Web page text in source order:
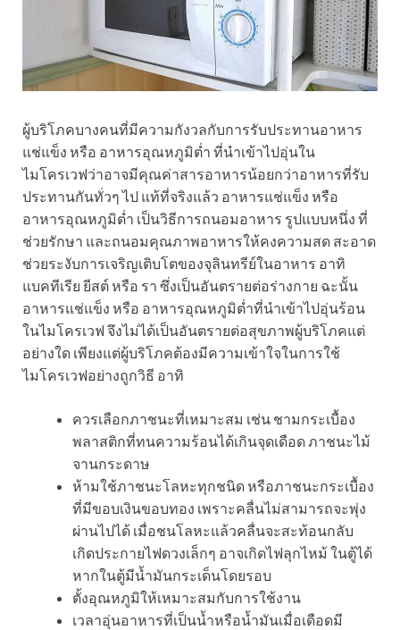
ผู้บริโภคบางคนที่มีความกังวลกับการรับประทานอาหาร
แช่แข็ง หรือ อาหารอุณหภูมิต่ำ ที่นำเข้าไปอุ่นใน
ไมโครเวฟว่าอาจมีคุณค่าสารอาหารน้อยกว่าอาหารที่รับ
ประทานกันทั่วๆ ไป แท้ที่จริงแล้ว อาหารแช่แข็ง หรือ
อาหารอุณหภูมิต่ำ เป็นวิธีการถนอมอาหาร รูปแบบหนึ่ง ที่
ช่วยรักษา และถนอมคุณภาพอาหารให้คงความสด สะอาด
ช่วยระงับการเจริญเติบโตของจุลินทรีย์ในอาหาร อาทิ
แบคทีเรีย ยีสต์ หรือ รา ซึ่งเป็นอันตรายต่อร่างกาย ฉะนั้น
อาหารแช่แข็ง หรือ อาหารอุณหภูมิต่ำที่นำเข้าไปอุ่นร้อน
ในไมโครเวฟ จึงไม่ได้เป็นอันตรายต่อสุขภาพผู้บริโภคแต่
อย่างใด เพียงแต่ผู้บริโภคต้องมีความเข้าใจในการใช้
ไมโครเวฟอย่างถูกวิธี อาทิ
ควรเลือกภาชนะที่เหมาะสม เช่น ชามกระเบื้อง
พลาสติกที่ทนความร้อนได้เกินจุดเดือด ภาชนะไม้
จานกระดาษ
ห้ามใช้ภาชนะโลหะทุกชนิด หรือภาชนะกระเบื้อง
ที่มีขอบเงินขอบทอง เพราะคลื่นไม่สามารถจะพุ่ง
ผ่านไปได้ เมื่อชนโลหะแล้วคลื่นจะสะท้อนกลับ
เกิดประกายไฟดวงเล็กๆ อาจเกิดไฟลุกไหม้ ในตู้ได้
หากในตู้มีน้ำมันกระเด็นโดยรอบ
ตั้งอุณหภูมิให้เหมาะสมกับการใช้งาน
เวลาอุ่นอาหารที่เป็นน้ำหรือน้ำมันเมื่อเดือดมี